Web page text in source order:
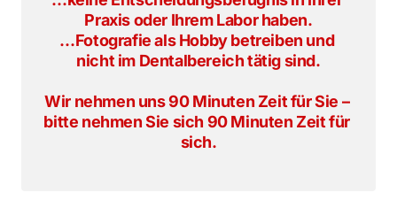
Praxis oder Ihrem Labor haben.
…Fotografie als Hobby betreiben und
nicht im Dentalbereich tätig sind.
Wir nehmen uns 90 Minuten Zeit für Sie –
bitte nehmen Sie sich 90 Minuten Zeit für
sich.